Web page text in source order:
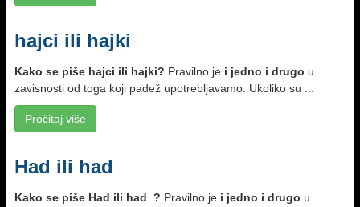
hajci ili hajki
Kako se piše hajci ili hajki? Pravilno je i jedno i drugo u
zavisnosti od toga koji padež upotreblјavamo. Ukoliko su ...
Pročitaj više
Had ili had
Kako se piše Had ili had ? Pravilno je i jedno i drugo u